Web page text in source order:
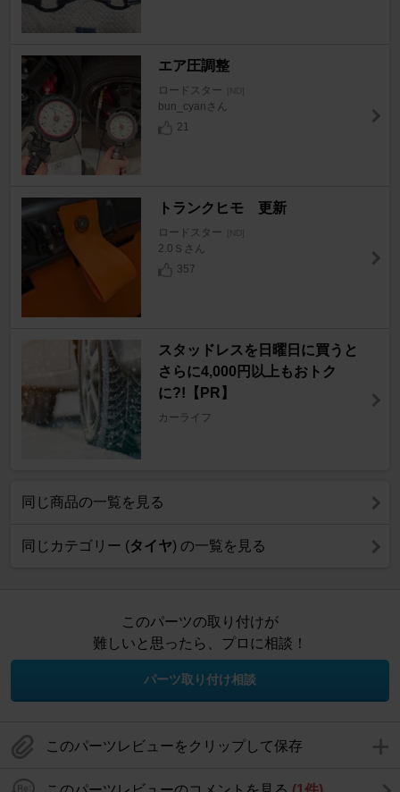
エア圧調整
ロードスター [ND]
bun_cyanさん
21
トランクヒモ 更新
ロードスター [ND]
2.0Ｓさん
357
スタッドレスを日曜日に買うと
さらに4,000円以上もおトク
に?!【PR】
カーライフ
同じ商品の一覧を見る
同じカテゴリー (タイヤ) の一覧を見る
このパーツの取り付けが
難しいと思ったら、プロに相談！
パーツ取り付け相談
このパーツレビューをクリップして保存